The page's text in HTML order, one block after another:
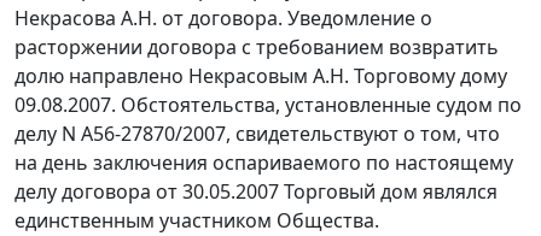
Некрасова А.Н. от договора. Уведомление о
расторжении договора с требованием возвратить
долю направлено Некрасовым А.Н. Торговому дому
09.08.2007. Обстоятельства, установленные судом по
делу N А56-27870/2007, свидетельствуют о том, что
на день заключения оспариваемого по настоящему
делу договора от 30.05.2007 Торговый дом являлся
единственным участником Общества.